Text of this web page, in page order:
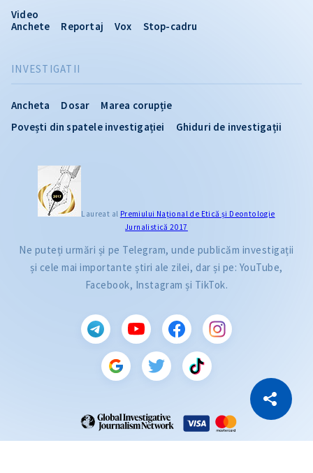
Copiază Link
INVESTIGATII
Ancheta Dosar
Marea corupție
Povești din spatele investigației
Ghiduri de investigații
Video
Anchete
Reportaj Vox Stop-cadru
Laureat al Premiului Naţional de Etică și Deontologie
Jurnalistică 2017
Ne puteți urmări și pe Telegram, unde publicăm investigații
și cele mai importante știri ale zilei, dar și pe: YouTube,
Facebook, Instagram și TikTok.